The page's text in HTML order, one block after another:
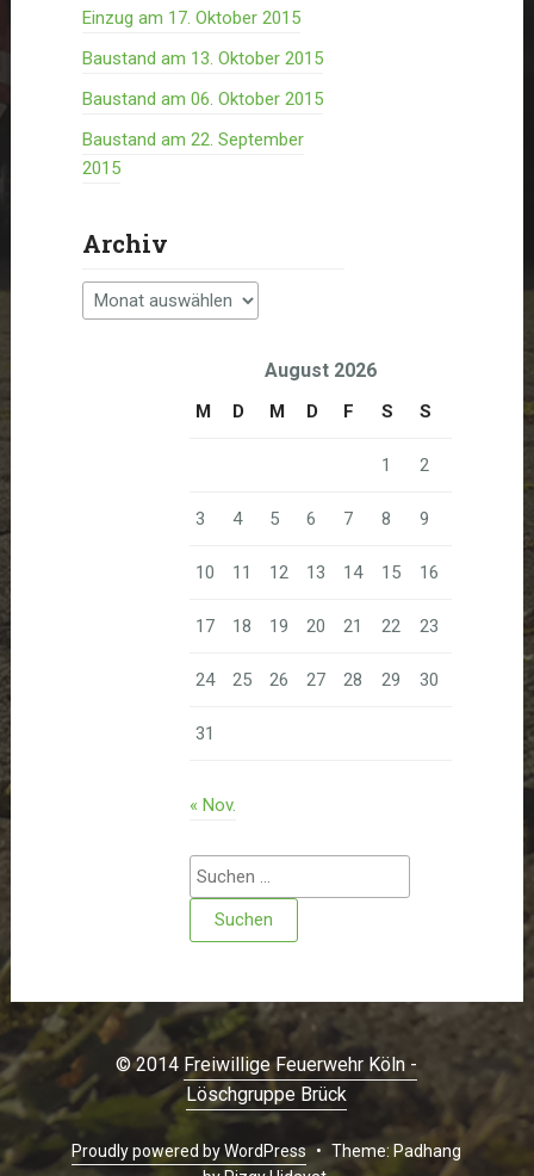
Einzug am 17. Oktober 2015
Baustand am 13. Oktober 2015
Baustand am 06. Oktober 2015
Baustand am 22. September
2015
Archiv
Archiv
August 2026
M D M D F S S
1 2
3 4 5 6 7 8 9
10 11 12 13 14 15 16
17 18 19 20 21 22 23
24 25 26 27 28 29 30
31
« Nov.
Suchen
nach:
© 2014 Freiwillige Feuerwehr Köln -
Löschgruppe Brück
Proudly powered by WordPress • Theme: Padhang